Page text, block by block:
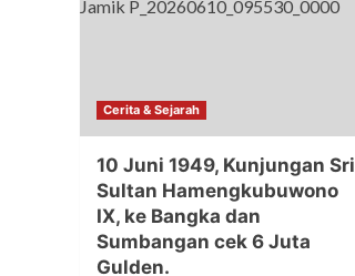
Cerita & Sejarah
10 Juni 1949, Kunjungan Sri
Sultan Hamengkubuwono
IX, ke Bangka dan
Sumbangan cek 6 Juta
Gulden.